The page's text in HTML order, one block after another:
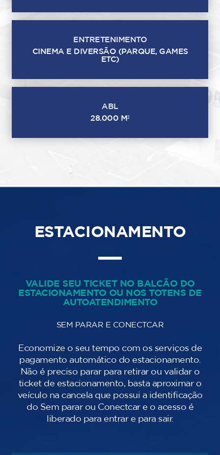
ENTRETENIMENTO
CINEMA E DIVERSÃO (PARQUE, GAMES
ETC)
ABL
28.000 M²
ESTACIONAMENTO
VALIDE SEU TICKET NO BALCÃO DO
ESTACIONAMENTO OU NOS TOTENS DE
AUTOATENDIMENTO
SEM PARAR E CONECTCAR
Economize o seu tempo com os serviços de
pagamento automático do estacionamento.
Não é preciso parar para retirar ou validar o
ticket de estacionamento, basta aproximar o
veículo na cancela que possui a identificação
do Sem parar ou Conectcar e o acesso é
liberado para entrar e para sair.